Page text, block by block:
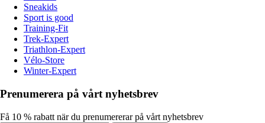
Sneakids
Sport is good
Training-Fit
Trek-Expert
Triathlon-Expert
Vélo-Store
Winter-Expert
Prenumerera på vårt nyhetsbrev
Få 10 % rabatt när du prenumererar på vårt nyhetsbrev